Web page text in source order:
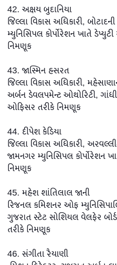
42. અક્ષય બુદાનિયા
જિલ્લા વિકાસ અધિકારી,
મ્યુનિસિપલ કોર્પોરેશન ખાતે
નિમણૂક
43. જાસ્મિન હસરત
જિલ્લા વિકાસ અધિકારી,
અર્બન ડેવલપમેન્ટ ઓથોરિટી,
ઓફિસર તરીકે નિમણૂક
44. દીપેશ કેડિયા
જિલ્લા વિકાસ અધિકારી,
જામનગર મ્યુનિસિપલ કોર્પોરેશન
નિમણૂક
45. મહેશ શાંતિલાલ જાની
રિજનલ કમિશનર ઓફ
ગુજરાત સ્ટેટ સોશિયલ વેલફેર
તરીકે નિમણૂક
46. સંગીતા રૈયાણી